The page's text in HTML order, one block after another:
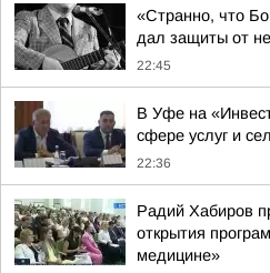
«Странно, что
дал защиты от
22:45
В Уфе на
сфере услуг и
22:36
Радий Хабиров
открытия
медицине»